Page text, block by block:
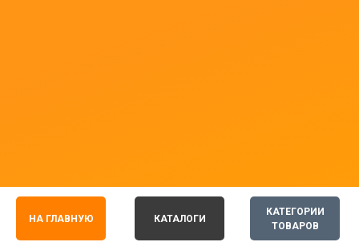
КАТЕГОРИИ
ТОВАРОВ
НА ГЛАВНУЮ КАТАЛОГИ